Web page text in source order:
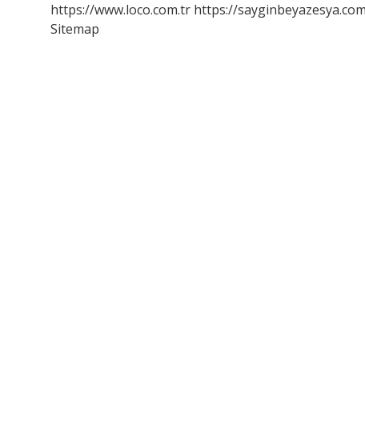
https://www.loco.com.tr https://
Sitemap